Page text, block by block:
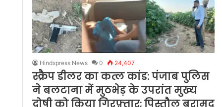
Hindxpress News 0 24,407
स्क्रैप डीलर का कत्ल कांड: पंजाब पुलिस
ने बलटाना में मुठभेड़ के उपरांत मुख्य
दोषी को किया गिरफ़्तार; पिस्तौल बरामद